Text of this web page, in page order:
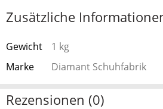
Zusätzliche
Gewicht
1 kg
Marke
Diamant Schuhfabrik
Rezensionen (0)